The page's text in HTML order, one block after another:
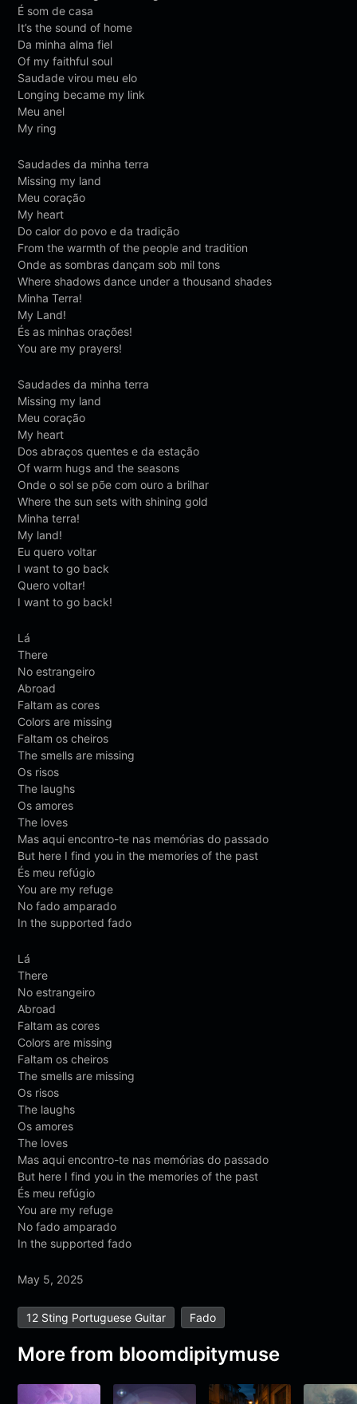
É som de casa
It’s the sound of home
Da minha alma fiel
Of my faithful soul
Saudade virou meu elo
Longing became my link
Meu anel
My ring
Saudades da minha terra
Missing my land
Meu coração
My heart
Do calor do povo e da tradição
From the warmth of the people and tradition
Onde as sombras dançam sob mil tons
Where shadows dance under a thousand shades
Minha Terra!
My Land!
És as minhas orações!
You are my prayers!
Saudades da minha terra
Missing my land
Meu coração
My heart
Dos abraços quentes e da estação
Of warm hugs and the seasons
Onde o sol se põe com ouro a brilhar
Where the sun sets with shining gold
Minha terra!
My land!
Eu quero voltar
I want to go back
Quero voltar!
I want to go back!
Lá
There
No estrangeiro
Abroad
Faltam as cores
Colors are missing
Faltam os cheiros
The smells are missing
Os risos
The laughs
Os amores
The loves
Mas aqui encontro-te nas memórias do passado
But here I find you in the memories of the past
És meu refúgio
You are my refuge
No fado amparado
In the supported fado
Lá
There
No estrangeiro
Abroad
Faltam as cores
Colors are missing
Faltam os cheiros
The smells are missing
Os risos
The laughs
Os amores
The loves
Mas aqui encontro-te nas memórias do passado
But here I find you in the memories of the past
És meu refúgio
You are my refuge
No fado amparado
In the supported fado
May 5, 2025
12 Sting Portuguese Guitar Fado
More from bloomdipitymuse